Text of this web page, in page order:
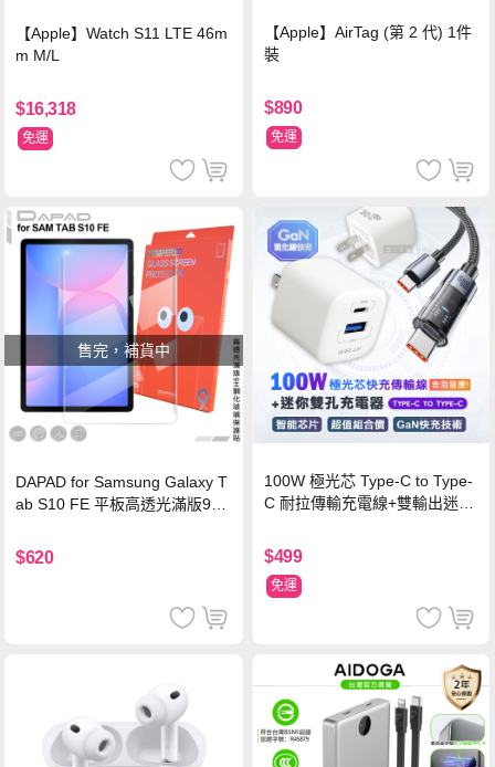
【Apple】Watch S11 LTE 46m
m M/L
$16,318
免運
【Apple】AirTag (第 2 代) 1件
裝
$890
免運
售完，補貨中
DAPAD for Samsung Galaxy T
ab S10 FE 平板高透光滿版9H
$620
100W 極光芯 Type-C to Type-
C 耐拉傳輸充電線+雙輸出迷你
$499
免運